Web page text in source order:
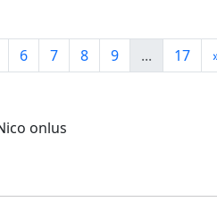
6 7 8 9 ... 17
onlus